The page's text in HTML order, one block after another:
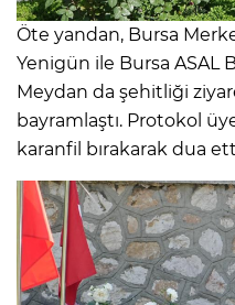
Öte yandan, Bursa
Yenigün ile Bursa ASAL
Meydan da şehitliği
bayramlaştı. Protokol
karanfil bırakarak dua